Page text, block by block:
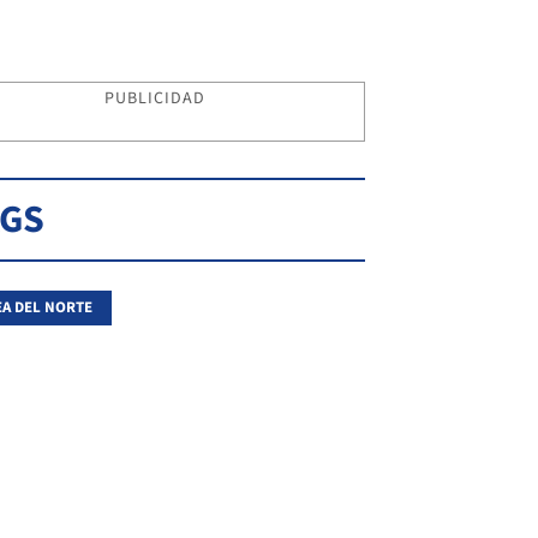
PUBLICIDAD
DEL NORTE